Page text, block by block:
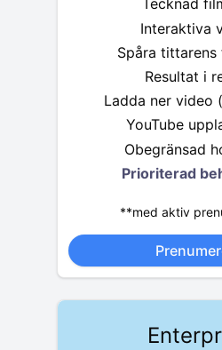
Tecknad
Interaktiva
Spåra tittarens
Resultat i
Ladda ner video
YouTube
Obegränsad
Prioriterad
**med aktiv